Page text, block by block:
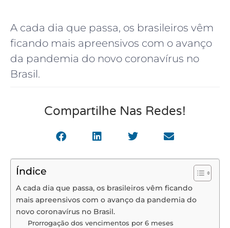
A cada dia que passa, os brasileiros vêm
ficando mais apreensivos com o avanço
da pandemia do novo coronavírus no
Brasil.
Compartilhe Nas Redes!
Índice
A cada dia que passa, os brasileiros vêm ficando
mais apreensivos com o avanço da pandemia do
novo coronavírus no Brasil.
Prorrogação dos vencimentos por 6 meses